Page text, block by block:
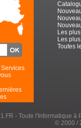
Les
Les
Toutes
- Toute l'Informatique
© 2000 /